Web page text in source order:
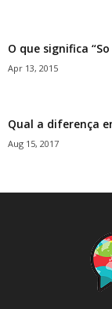
O que significa “So
Apr 13, 2015
Qual a diferença
Aug 15, 2017